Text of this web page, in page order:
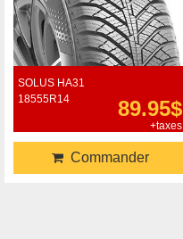
SOLUS HA31
18555R14
89.95$
+taxes
Commander